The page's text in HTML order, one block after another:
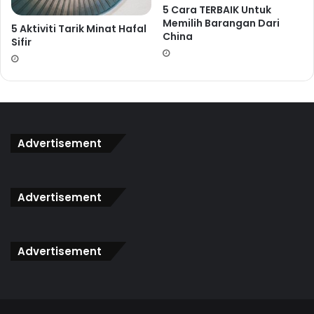
dapatkan headline dan pelajari cara hasilkan headline yang
terbaik. Saya tak mampu nak ajar dan semak sorang-
sorang, jadi saya hasilkan Ebook 105 Template Headline
Padu agar anda lebih mudah menghasilkan Headline yang
105 TEMPLATE HEADLINE PADU!!
5 Aktiviti Tarik Minat Hafal
Sifir
5 Cara TERBAIK Untuk
Memilih Barangan Dari
China
Advertisement
Advertisement
Advertisement